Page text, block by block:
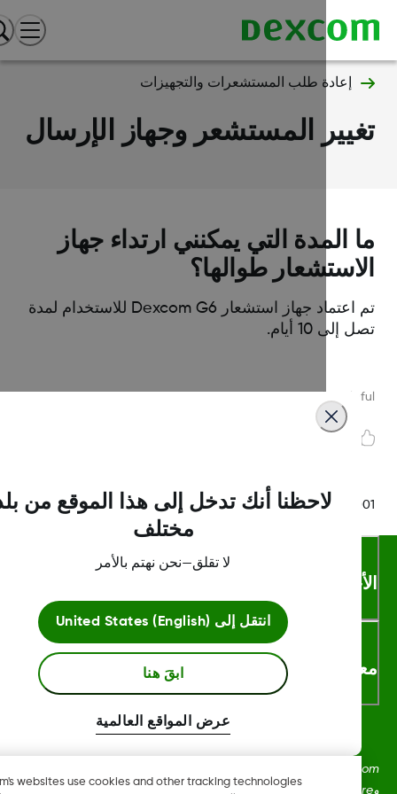
إعادة طلب المستشعرات والتجهيزات
المستشعر وجهاز الإرسال
المدة التي يمكنني ارتداء جهاز
طوالها؟
تم اعتماد جهاز استشعار Dexcom G6 للاستخدام لمدة
10 أيام.
Was this article
LBL016375
والشروط
اكثر
وDexcom Share، وShare هي علامات تجارية أو علامات مُسجلة في
Dexcom's websites use cookies and other tracking technologies
لاحظنا أنك تدخل إلى هذا الموقع من بلد
مختلف
لا تقلق—نحن نهتم بالأمر
انتقل إلى United States (English)
ابقَ هنا
عرض المواقع العالمية